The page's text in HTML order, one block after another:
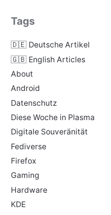
Tags
🇩🇪 Deutsche Artikel
🇬🇧 English Articles
About
Android
Datenschutz
Diese Woche in Plasma
Digitale Souveränität
Fediverse
Firefox
Gaming
Hardware
KDE